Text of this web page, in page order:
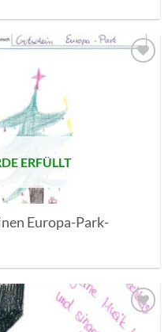
ERFÜLLT
Europa-Park-
AUF MEINE